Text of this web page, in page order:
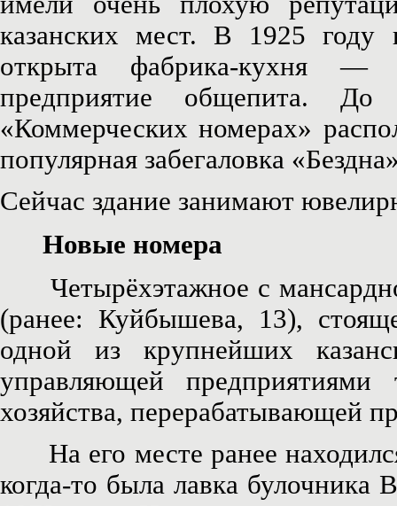
казанских мест. В 1925 году
открыта фабрика-кухня —
предприятие общепита.
«Коммерческих номерах»
популярная забегаловка
Сейчас здание занимают
Новые номера
Четырёхэтажное с
(ранее: Куйбышева, 13),
одной из крупнейших
управляющей предприятиями
хозяйства, перерабатывающей
На его месте ранее
когда-то была лавка булочника